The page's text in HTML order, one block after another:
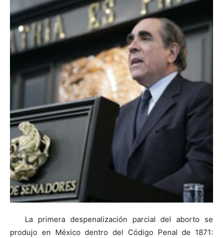
La primera despenalización parcial del aborto se
produjo en México dentro del Código Penal de 1871: